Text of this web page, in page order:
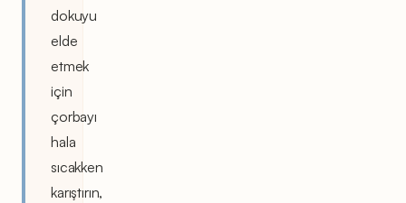
dokuyu
elde
etmek
için
çorbayı
hala
sıcakken
karıştırın,